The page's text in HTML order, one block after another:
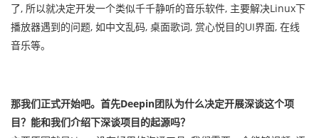
了, 所以就决定开发一个类似千千静听的音乐软件, 主要解决Linux下
播放器遇到的问题, 如中文乱码, 桌面歌词, 赏心悦目的UI界面, 在线
音乐等。
那我们正式开始吧。首先Deepin团队为什么决定开展深谈这个项
目？能和我们介绍下深谈项目的起源吗？